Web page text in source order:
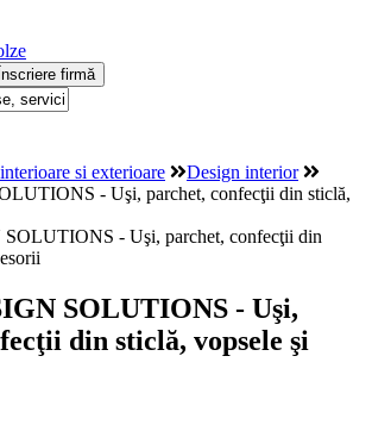
Înscriere firmă
si exterioare
Design interior
- Uşi, parchet, confecţii din sticlă,
SOLUTIONS - Uşi,
din sticlă, vopsele şi